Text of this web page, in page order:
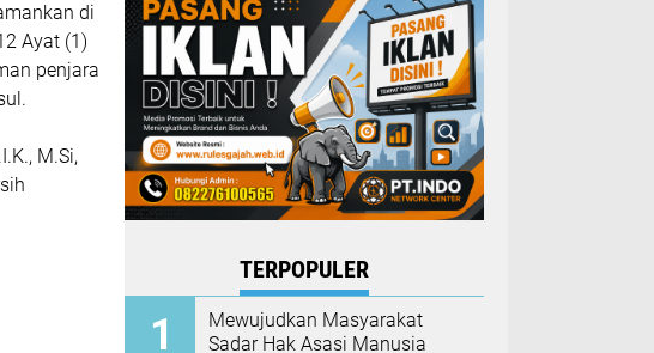
di
Ayat (1)
penjara
M.Si,
TERPOPULER
Mewujudkan Masyarakat
Sadar Hak Asasi Manusia